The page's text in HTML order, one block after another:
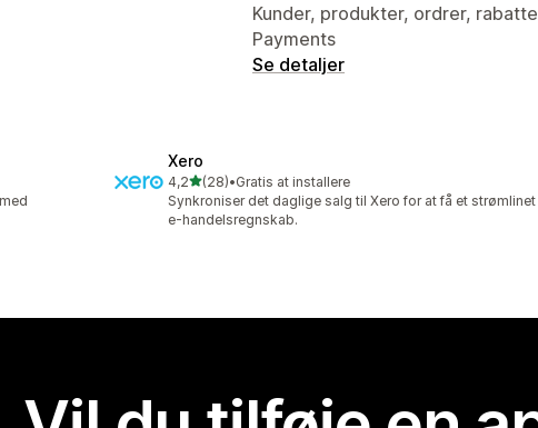
Kunder, produkter, ordrer,
Payments
Se detaljer
Xero
4,2ud af 5 stjerner
(28)
28 anmeldelser i alt
•Gratis at installere
Synkroniser det daglige salg til Xero for at få et strømlinet
e-handelsregnskab.